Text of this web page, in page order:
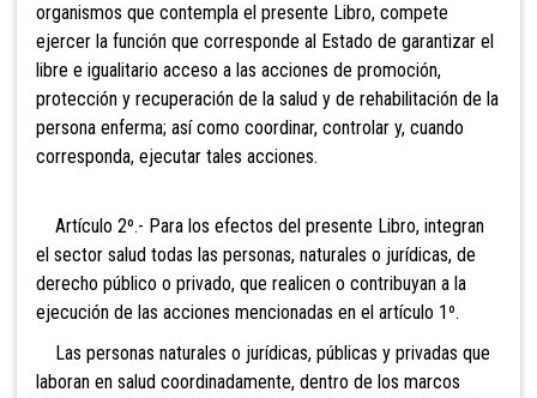
organismos que contempla el presente Libro, compete
ejercer la función que corresponde al Estado de garantizar el
libre e igualitario acceso a las acciones de promoción,
protección y recuperación de la salud y de rehabilitación de la
persona enferma; así como coordinar, controlar y, cuando
corresponda, ejecutar tales acciones.
Artículo 2º.- Para los efectos del presente Libro, integran
el sector salud todas las personas, naturales o jurídicas, de
derecho público o privado, que realicen o contribuyan a la
ejecución de las acciones mencionadas en el artículo 1º.
Las personas naturales o jurídicas, públicas y privadas que
laboran en salud coordinadamente, dentro de los marcos